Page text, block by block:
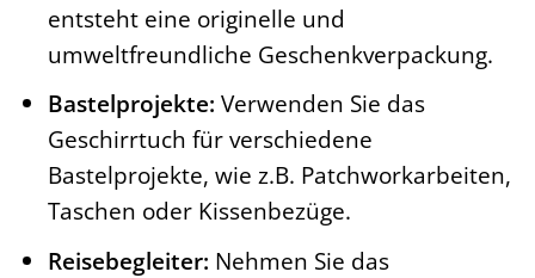
entsteht eine originelle und
umweltfreundliche Geschenkverpackung.
Bastelprojekte: Verwenden Sie das
Geschirrtuch für verschiedene
Bastelprojekte, wie z.B. Patchworkarbeiten,
Taschen oder Kissenbezüge.
Reisebegleiter: Nehmen Sie das